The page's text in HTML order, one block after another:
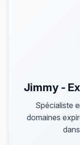
Jimmy -
Spécialiste
domaines